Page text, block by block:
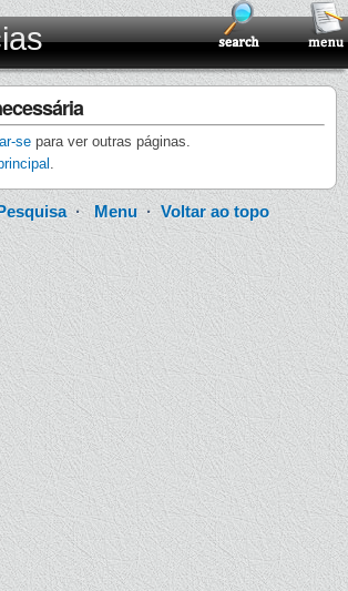
se para ver outras páginas.
.
·Menu ·Voltar ao topo